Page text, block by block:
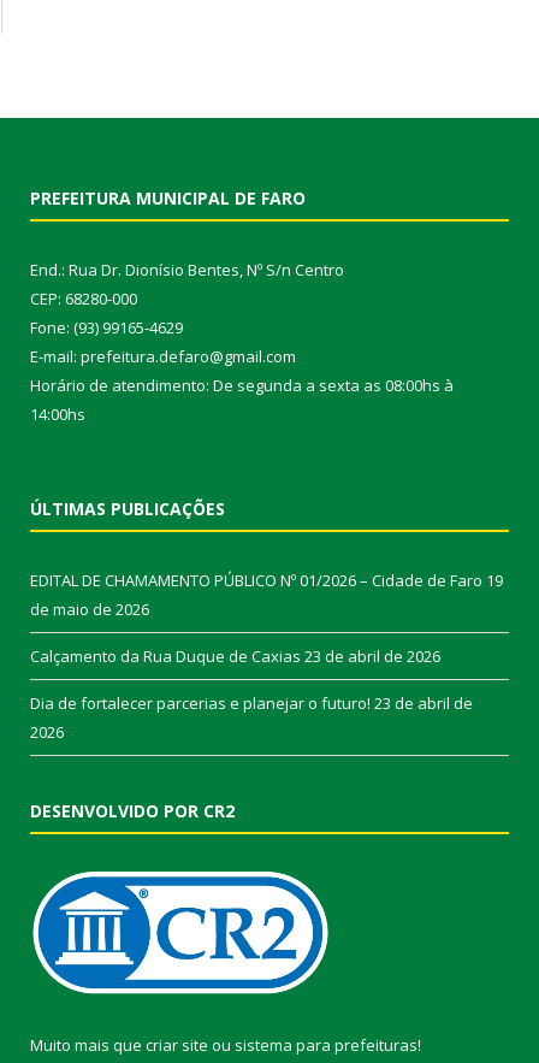
PREFEITURA MUNICIPAL DE FARO
End.: Rua Dr. Dionísio Bentes, Nº S/n Centro
CEP: 68280-000
Fone: (93) 99165-4629
E-mail: prefeitura.defaro@gmail.com
Horário de atendimento: De segunda a sexta as 08:00hs à
14:00hs
ÚLTIMAS PUBLICAÇÕES
EDITAL DE CHAMAMENTO PÚBLICO Nº 01/2026 – Cidade de Faro 19
de maio de 2026
Calçamento da Rua Duque de Caxias 23 de abril de 2026
Dia de fortalecer parcerias e planejar o futuro! 23 de abril de
2026
DESENVOLVIDO POR CR2
Muito mais que criar site ou sistema para prefeituras!